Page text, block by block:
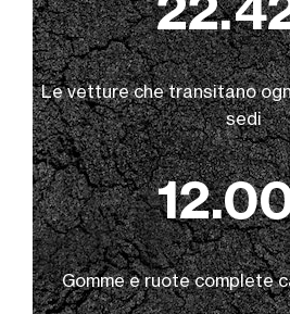
Le vetture che transitano
sedi
Gomme e ruote complete